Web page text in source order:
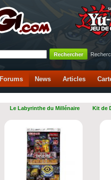
Forums News Articles
Le Labyrinthe du Millénaire Kit de